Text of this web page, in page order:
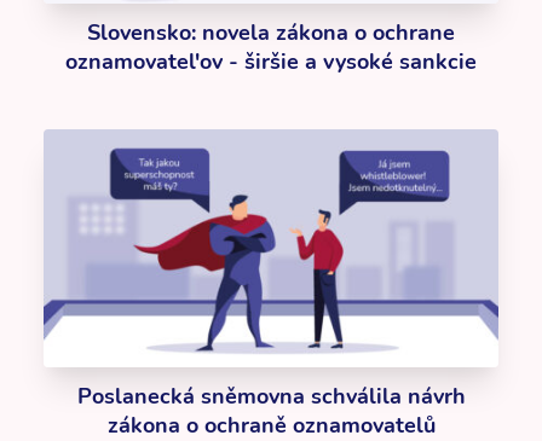
Slovensko: novela zákona o ochrane
oznamovatel'ov - širšie a vysoké sankcie
Poslanecká sněmovna schválila návrh
zákona o ochraně oznamovatelů